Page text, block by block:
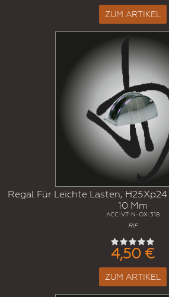
ZUM ARTIKEL
Regal Für Leichte Lasten,
10 Mm
ACC-VT-N-OX-318
RIF
4,50 €
ZUM ARTIKEL